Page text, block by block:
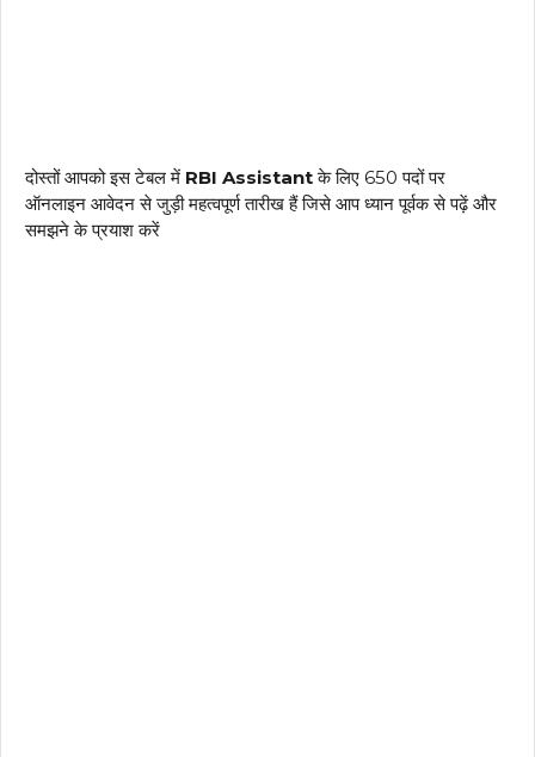
दोस्तों आपको इस टेबल में RBI Assistantके लिए 650 पदों पर
ऑनलाइन आवेदन से जुड़ी महत्वपूर्ण तारीख हैं जिसे आप ध्यान पूर्वक से पढ़ें और
समझने के प्रयाश करें